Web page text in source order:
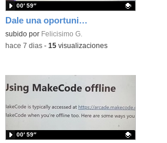
Dale una oportunidad a los Chromebooks y utiliza un proyector para realizar talleres si no tienes pantallas táctiles
Contenido educativo.
subido por Felicisimo G.
00′ 59″
-hace 7 dias- 15visualizaciones
00′ 59″